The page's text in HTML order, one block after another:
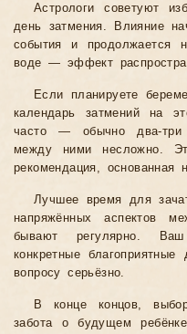
Астрологи советуют
день затмения. Влияние
события и продолжается
воде — эффект
Если планируете
календарь затмений на
часто — обычно два-
между ними несложно.
рекомендация, основанная
Лучшее время для
напряжённых аспектов
бывают регулярно.
конкретные
вопросу серьёзно.
В конце концов,
забота о будущем